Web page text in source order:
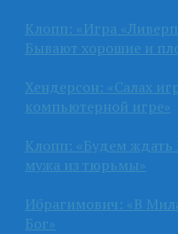
Клопп: «Игра
Бывают хорошие и
Хендерсон: «Салах
компьютерной игре»
Клопп: «Будем ждать
мужа из тюрьмы»
Ибрагимович: «В
Бог»